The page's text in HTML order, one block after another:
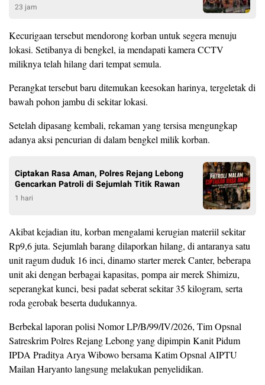
23 jam
Kecurigaan tersebut mendorong korban untuk segera menuju
lokasi. Setibanya di bengkel, ia mendapati kamera CCTV
miliknya telah hilang dari tempat semula.
Perangkat tersebut baru ditemukan keesokan harinya, tergeletak di
bawah pohon jambu di sekitar lokasi.
Setelah dipasang kembali, rekaman yang tersisa mengungkap
adanya aksi pencurian di dalam bengkel milik korban.
Ciptakan Rasa Aman, Polres Rejang Lebong
Gencarkan Patroli di Sejumlah Titik Rawan
1 hari
Akibat kejadian itu, korban mengalami kerugian materiil sekitar
Rp9,6 juta. Sejumlah barang dilaporkan hilang, di antaranya satu
unit ragum duduk 16 inci, dinamo starter merek Canter, beberapa
unit aki dengan berbagai kapasitas, pompa air merek Shimizu,
seperangkat kunci, besi padat seberat sekitar 35 kilogram, serta
roda gerobak beserta dudukannya.
Berbekal laporan polisi Nomor LP/B/99/IV/2026, Tim Opsnal
Satreskrim Polres Rejang Lebong yang dipimpin Kanit Pidum
IPDA Praditya Arya Wibowo bersama Katim Opsnal AIPTU
Mailan Haryanto langsung melakukan penyelidikan.